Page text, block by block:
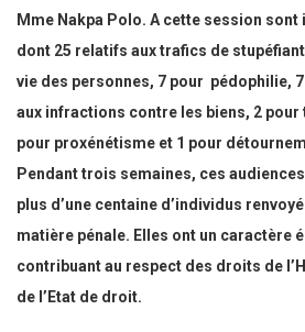
Mme Nakpa Polo. A cette session
dont 25 relatifs aux trafics de
vie des personnes, 7 pour pédophilie,
aux infractions contre les biens, 2 pour
pour proxénétisme et 1 pour
Pendant trois semaines, ces
plus d’une centaine d’individus
matière pénale. Elles ont un caractère
contribuant au respect des droits de
de l’Etat de droit.